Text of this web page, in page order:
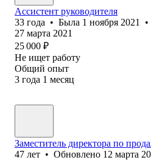
Ассистент руководителя
33 года • Была 1 ноября 2021 •
27 марта 2021
25 000 ₽
Не ищет работу
Общий опыт
3 года 1 месяц
Заместитель директора по
47 лет • Обновлено 12 марта